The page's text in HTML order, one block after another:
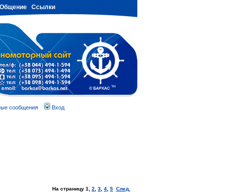
Общение Ссылки
сообщения Вход
На страницу 1 2 3 4 5 След.